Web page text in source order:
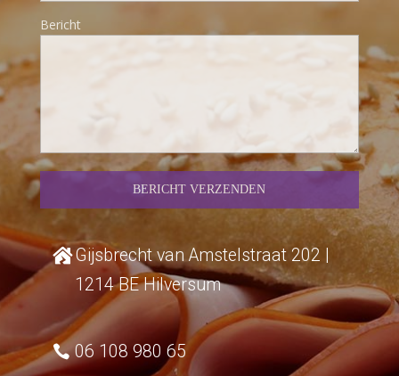
Bericht
Gijsbrecht van Amstelstraat 202 |
1214 BE Hilversum
06 108 980 65